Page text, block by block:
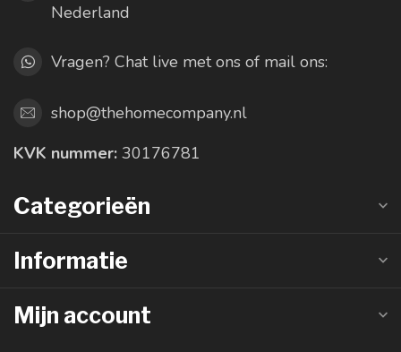
Nederland
Vragen? Chat live met ons of mail ons:
shop@thehomecompany.nl
KVK nummer: 30176781
Categorieën
Informatie
Mijn account